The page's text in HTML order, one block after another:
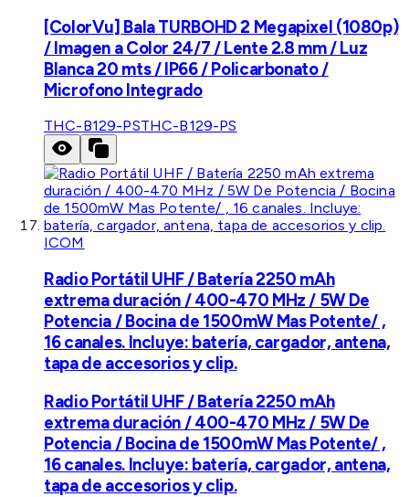
[ColorVu] Bala TURBOHD 2 Megapixel (1080p)
/ Imagen a Color 24/7 / Lente 2.8 mm / Luz
Blanca 20 mts / IP66 / Policarbonato /
Microfono Integrado
THC-B129-PSTHC-B129-PS
ICOM
Radio Portátil UHF / Batería 2250 mAh
extrema duración / 400-470 MHz / 5W De
Potencia / Bocina de 1500mW Mas Potente/ ,
16 canales. Incluye: batería, cargador, antena,
tapa de accesorios y clip.
Radio Portátil UHF / Batería 2250 mAh
extrema duración / 400-470 MHz / 5W De
Potencia / Bocina de 1500mW Mas Potente/ ,
16 canales. Incluye: batería, cargador, antena,
tapa de accesorios y clip.